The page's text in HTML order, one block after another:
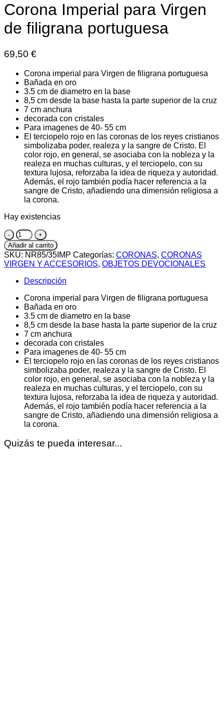
Corona Imperial para Virgen
de filigrana portuguesa
69,50 €
Corona imperial para Virgen de filigrana portuguesa
Bañada en oro
3.5 cm de diametro en la base
8,5 cm desde la base hasta la parte superior de la cruz
7 cm anchura
decorada con cristales
Para imagenes de 40- 55 cm
El terciopelo rojo en las coronas de los reyes cristianos
simbolizaba poder, realeza y la sangre de Cristo. El
color rojo, en general, se asociaba con la nobleza y la
realeza en muchas culturas, y el terciopelo, con su
textura lujosa, reforzaba la idea de riqueza y autoridad.
Además, el rojo también podía hacer referencia a la
sangre de Cristo, añadiendo una dimensión religiosa a
la corona.
Hay existencias
Corona
Imperial
para
Virgen
de
filigrana
portuguesa
cantidad
Añadir al carrito
SKU: NR85/35IMP Categorías: CORONAS, CORONAS
VIRGEN Y ACCESORIOS, OBJETOS DEVOCIONALES
Descripción
Corona imperial para Virgen de filigrana portuguesa
Bañada en oro
3.5 cm de diametro en la base
8,5 cm desde la base hasta la parte superior de la cruz
7 cm anchura
decorada con cristales
Para imagenes de 40- 55 cm
El terciopelo rojo en las coronas de los reyes cristianos
simbolizaba poder, realeza y la sangre de Cristo. El
color rojo, en general, se asociaba con la nobleza y la
realeza en muchas culturas, y el terciopelo, con su
textura lujosa, reforzaba la idea de riqueza y autoridad.
Además, el rojo también podía hacer referencia a la
sangre de Cristo, añadiendo una dimensión religiosa a
la corona.
Quizás te pueda interesar...